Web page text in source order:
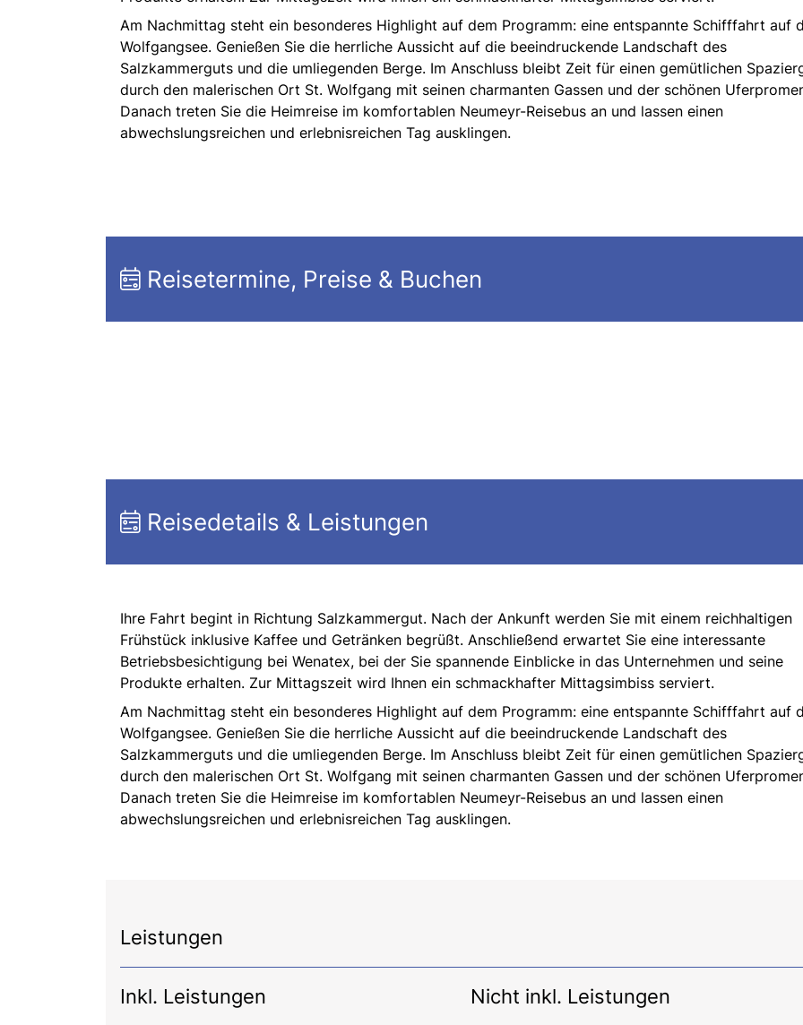
Am Nachmittag steht ein besonderes Highlight auf dem Programm: eine entspannte Schifffahrt auf
Wolfgangsee. Genießen Sie die herrliche Aussicht auf die beeindruckende Landschaft des
Salzkammerguts und die umliegenden Berge. Im Anschluss bleibt Zeit für einen gemütlichen
durch den malerischen Ort St. Wolfgang mit seinen charmanten Gassen und der schönen
Danach treten Sie die Heimreise im komfortablen Neumeyr-Reisebus an und lassen einen
abwechslungsreichen und erlebnisreichen Tag ausklingen.
Reisetermine, Preise & Buchen
Reisedetails & Leistungen
Ihre Fahrt begint in Richtung Salzkammergut. Nach der Ankunft werden Sie mit einem reichhaltigen
Frühstück inklusive Kaffee und Getränken begrüßt. Anschließend erwartet Sie eine interessante
Betriebsbesichtigung bei Wenatex, bei der Sie spannende Einblicke in das Unternehmen und seine
Produkte erhalten. Zur Mittagszeit wird Ihnen ein schmackhafter Mittagsimbiss serviert.
Am Nachmittag steht ein besonderes Highlight auf dem Programm: eine entspannte Schifffahrt auf
Wolfgangsee. Genießen Sie die herrliche Aussicht auf die beeindruckende Landschaft des
Salzkammerguts und die umliegenden Berge. Im Anschluss bleibt Zeit für einen gemütlichen
durch den malerischen Ort St. Wolfgang mit seinen charmanten Gassen und der schönen
Danach treten Sie die Heimreise im komfortablen Neumeyr-Reisebus an und lassen einen
abwechslungsreichen und erlebnisreichen Tag ausklingen.
Leistungen
Inkl. Leistungen Nicht inkl. Leistungen